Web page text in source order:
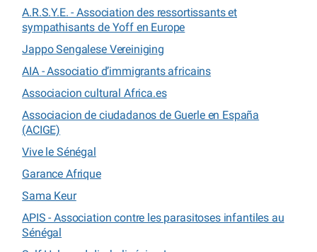
A.R.S.Y.E. - Association des ressortissants et
sympathisants de Yoff en Europe
Jappo Sengalese Vereiniging
AIA - Associatio d’immigrants africains
Associacion cultural Africa.es
Associacion de ciudadanos de Guerle en España
(ACIGE)
Vive le Sénégal
Garance Afrique
Sama Keur
APIS - Association contre les parasitoses infantiles au
Sénégal